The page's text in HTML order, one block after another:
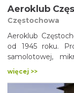
Częstochowa
Aeroklub
od 1945 roku.
samolotowej,
modelarskiej i
wybitni piloci, jak
mistrz świata,
więcej >>